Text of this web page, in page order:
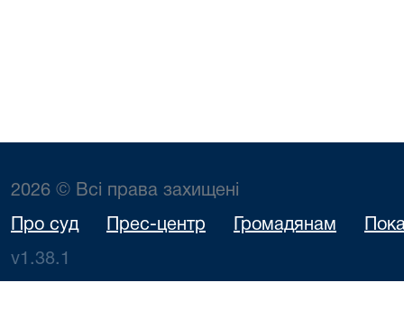
2026 © Всі права захищені
Про суд Прес-центр Громадянам
v1.38.1